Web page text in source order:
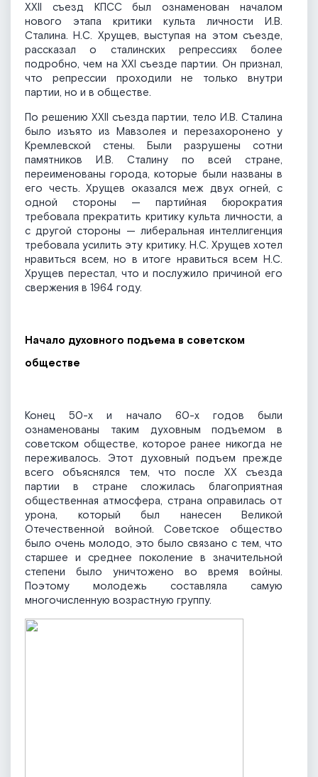
XXII съезд КПСС был ознаменован началом
нового этапа критики культа личности И.В.
Сталина. Н.С. Хрущев, выступая на этом съезде,
рассказал о сталинских репрессиях более
подробно, чем на XXI съезде партии. Он признал,
что репрессии проходили не только внутри
партии, но и в обществе.
По решению XXII съезда партии, тело И.В. Сталина
было изъято из Мавзолея и перезахоронено у
Кремлевской стены. Были разрушены сотни
памятников И.В. Сталину по всей стране,
переименованы города, которые были названы в
его честь. Хрущев оказался меж двух огней, с
одной стороны — партийная бюрократия
требовала прекратить критику культа личности, а
с другой стороны — либеральная интеллигенция
требовала усилить эту критику. Н.С. Хрущев хотел
нравиться всем, но в итоге нравиться всем Н.С.
Хрущев перестал, что и послужило причиной его
свержения в 1964 году.
Начало духовного подъема в советском
обществе
Конец 50-х и начало 60-х годов были
ознаменованы таким духовным подъемом в
советском обществе, которое ранее никогда не
переживалось. Этот духовный подъем прежде
всего объяснялся тем, что после XX съезда
партии в стране сложилась благоприятная
общественная атмосфера, страна оправилась от
урона, который был нанесен Великой
Отечественной войной. Советское общество
было очень молодо, это было связано с тем, что
старшее и среднее поколение в значительной
степени было уничтожено во время войны.
Поэтому молодежь составляла самую
многочисленную возрастную группу.